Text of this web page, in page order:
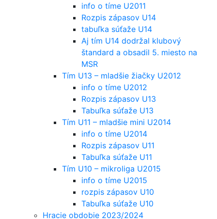
info o tíme U2011
Rozpis zápasov U14
tabuľka súťaže U14
Aj tím U14 dodržal klubový
štandard a obsadil 5. miesto na
MSR
Tím U13 – mladšie žiačky U2012
info o tíme U2012
Rozpis zápasov U13
Tabuľka súťaže U13
Tím U11 – mladšie mini U2014
info o tíme U2014
Rozpis zápasov U11
Tabuľka súťaže U11
Tím U10 – mikroliga U2015
info o tíme U2015
rozpis zápasov U10
Tabuľka súťaže U10
Hracie obdobie 2023/2024